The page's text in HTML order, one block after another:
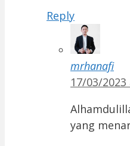
Reply
mrhanafi
17/03/
yang